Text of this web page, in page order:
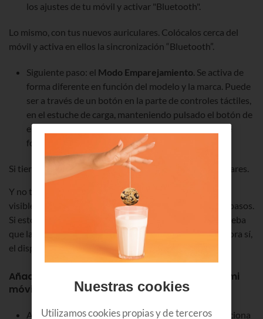
los ajustes de tu móvil y activar "Bluetooth".
Lo mismo, con tus nuevos auriculares. Colócalos cerca del
móvil y activa en ellos la sincronización “Bluetooth”.
Siguiente paso: el Modo Emparejamiento. Se activa de
forma diferente en función del modelo y la marca. Puede
ser a través de un botón en la parte de controles táctiles,
en el estuche de carga, manteniendo pulsado el botón de
encendido o pulsando el botón en cada auricular de
forma simultánea.
Si tienes dudas, consulta las instrucciones de los auriculares.
Y no te desesperes si la primera vez se resisten y no son
visibles para el teléfono aunque hayas hecho estos dos pasos.
Si esto ocurre, prueba a encenderlos de nuevo y comprueba
que la luz de encendido cambia de color o parpadea. Ahora sí,
el dispositivo ya está listo para ser emparejado.
Añadir o emparejar un nuevo dispositivo con mi
móvil
Accede a la lista"Dispositivos conectados"y selecciona
Nuestras cookies
Utilizamos cookies propias y de terceros